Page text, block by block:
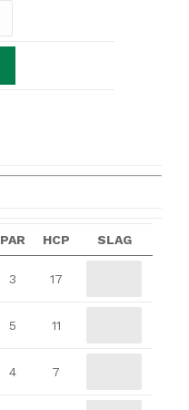
PAR HCP SLAG
3 17
5 11
4 7